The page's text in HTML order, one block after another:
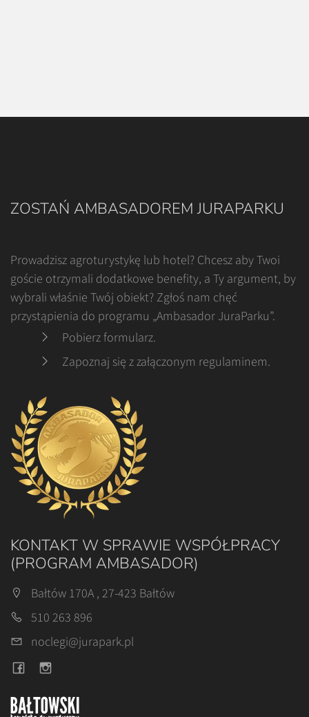
ZOSTAŃ AMBASADOREM JURAPARKU
Prowadzisz agroturystykę lub hotel? Chcesz aby Twoi
goście otrzymali dodatkowe benefity, a Ty argument, by
wybrali właśnie Twój obiekt? Zgłoś nam chęć
przystąpienia do programu „Ambasador JuraParku”.
Pobierz formularz.
Zapoznaj się z załączonym regulaminem.
KONTAKT W SPRAWIE WSPÓŁPRACY
(PROGRAM AMBASADOR)
Bałtów 170A , 27-423 Bałtów
510 263 896
noclegi@jurapark.pl